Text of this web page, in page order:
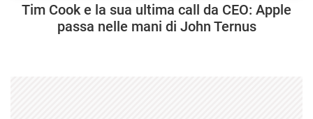
Tim Cook e la sua ultima call da CEO: Apple
passa nelle mani di John Ternus